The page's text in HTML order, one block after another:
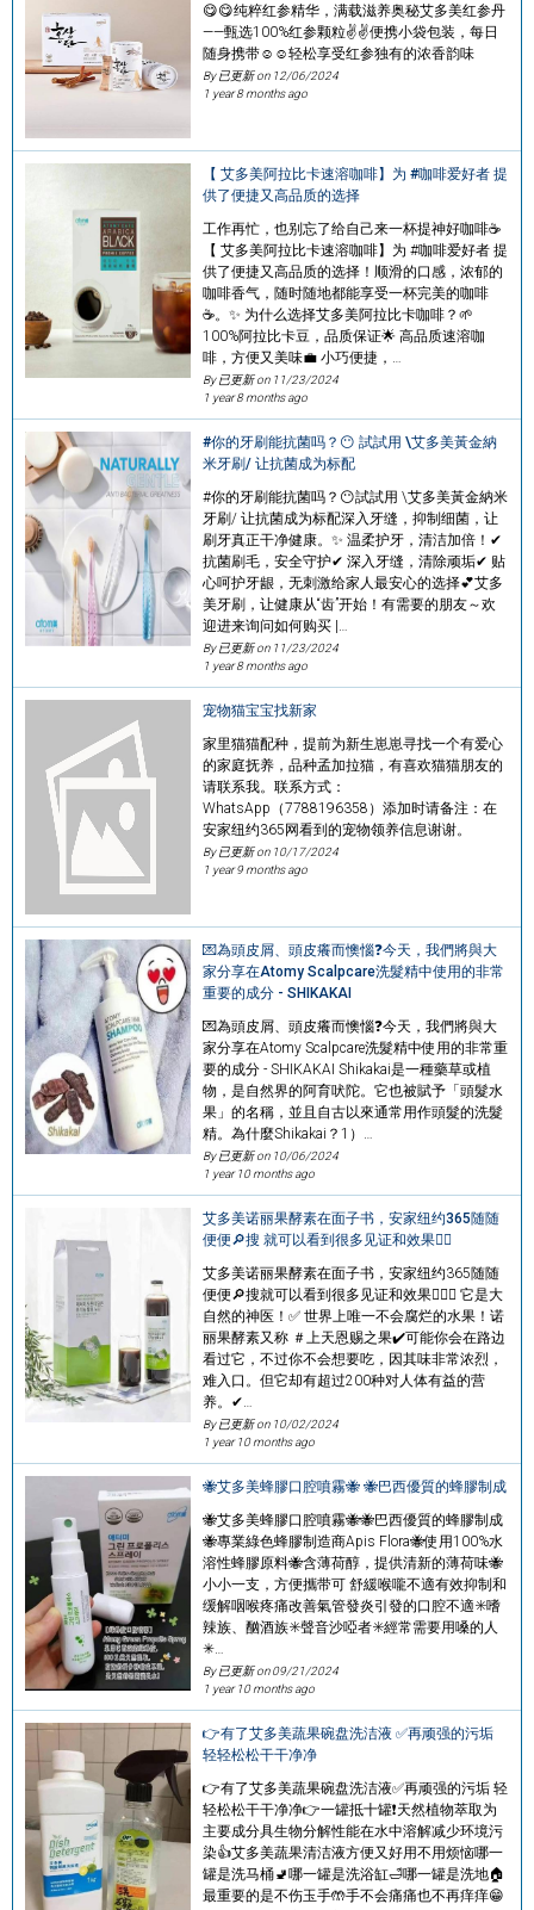
😋😋纯粹红参精华，满载滋养奥秘艾多美红参丹
——甄选100%红参颗粒✌✌便携小袋包装，每日
随身携带☺☺轻松享受红参独有的浓香韵味
By 已更新 on 12/06/2024
1 year 8 months ago
【 艾多美阿拉比卡速溶咖啡】为 #咖啡爱好者 提
供了便捷又高品质的选择
工作再忙，也别忘了给自己来一杯提神好咖啡☕
【 艾多美阿拉比卡速溶咖啡】为 #咖啡爱好者 提
供了便捷又高品质的选择！顺滑的口感，浓郁的
咖啡香气，随时随地都能享受一杯完美的咖啡
☕。✨ 为什么选择艾多美阿拉比卡咖啡？🌱
100%阿拉比卡豆，品质保证🌟 高品质速溶咖
啡，方便又美味💼 小巧便捷，…
By 已更新 on 11/23/2024
1 year 8 months ago
#你的牙刷能抗菌吗？😶 試試用 \艾多美黃金納
米牙刷/ 让抗菌成为标配
#你的牙刷能抗菌吗？😶試試用 \艾多美黃金納米
牙刷/ 让抗菌成为标配深入牙缝，抑制细菌，让
刷牙真正干净健康。✨ 温柔护牙，清洁加倍！✔
抗菌刷毛，安全守护✔ 深入牙缝，清除顽垢✔ 贴
心呵护牙龈，无刺激给家人最安心的选择💕艾多
美牙刷，让健康从“齿”开始！有需要的朋友～欢
迎进来询问如何购买 |…
By 已更新 on 11/23/2024
1 year 8 months ago
宠物猫宝宝找新家
家里猫猫配种，提前为新生崽崽寻找一个有爱心
的家庭抚养，品种孟加拉猫，有喜欢猫猫朋友的
请联系我。联系方式：
WhatsApp（7788196358）添加时请备注：在
安家纽约365网看到的宠物领养信息谢谢。
By 已更新 on 10/17/2024
1 year 9 months ago
💌為頭皮屑、頭皮癢而懊惱❓今天，我們將與大
家分享在Atomy Scalpcare洗髮精中使用的非常
重要的成分 - SHIKAKAI
💌為頭皮屑、頭皮癢而懊惱❓今天，我們將與大
家分享在Atomy Scalpcare洗髮精中使用的非常重
要的成分 - SHIKAKAI Shikakai是一種藥草或植
物，是自然界的阿育吠陀。它也被賦予「頭髮水
果」的名稱，並且自古以來通常用作頭髮的洗髮
精。為什麼Shikakai？1）…
By 已更新 on 10/06/2024
1 year 10 months ago
艾多美诺丽果酵素在面子书，安家纽约365随随
便便🔎搜 就可以看到很多见证和效果👍🏻
艾多美诺丽果酵素在面子书，安家纽约365随随
便便🔎搜就可以看到很多见证和效果👍🏻✅ 它是大
自然的神医！✅ 世界上唯一不会腐烂的水果！诺
丽果酵素又称 ＃上天恩赐之果✔️可能你会在路边
看过它，不过你不会想要吃，因其味非常浓烈，
难入口。但它却有超过200种对人体有益的营
养。✔…
By 已更新 on 10/02/2024
1 year 10 months ago
🐝艾多美蜂膠口腔噴霧🐝 🐝巴西優質的蜂膠制成
🐝艾多美蜂膠口腔噴霧🐝🐝巴西優質的蜂膠制成
🐝專業綠色蜂膠制造商Apis Flora🐝使用100%水
溶性蜂膠原料🐝含薄荷醇，提供清新的薄荷味🐝
小小一支，方便攜带可 舒緩喉嚨不適有效抑制和
缓解咽喉疼痛改善氣管發炎引發的口腔不適✳️嗜
辣族、酗酒族✳️聲音沙啞者✳️經常需要用嗓的人
✳…
By 已更新 on09/21/2024
1 year 10 months ago
👉有了艾多美蔬果碗盘洗洁液 ✅再顽强的污垢
轻轻松松干干净净
👉有了艾多美蔬果碗盘洗洁液✅再顽强的污垢 轻
轻松松干干净净👉一罐抵十罐❗天然植物萃取为
主要成分具生物分解性能在水中溶解减少环境污
染👍艾多美蔬果清洁液方便又好用不用烦恼哪一
罐是洗马桶🚽哪一罐是洗浴缸🛁哪一罐是洗地🏠
最重要的是不伤玉手🤲手不会痛痛也不再痒痒😁